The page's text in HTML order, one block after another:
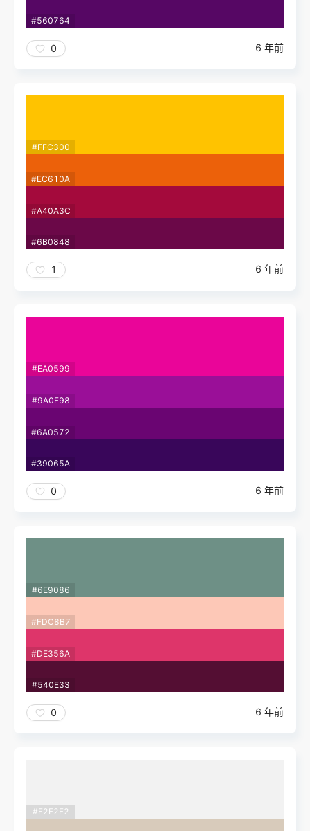
#560764
0 6 年前
#FFC300
#EC610A
#A40A3C
#6B0848
1 6 年前
#EA0599
#9A0F98
#6A0572
#39065A
0 6 年前
#6E9086
#FDC8B7
#DE356A
#540E33
0 6 年前
#F2F2F2